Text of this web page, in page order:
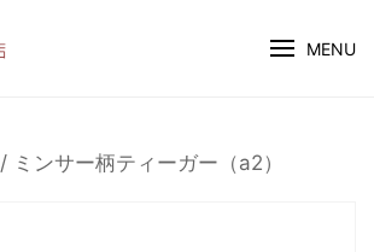
MENU
/ ミンサー柄ティーガー（a2）